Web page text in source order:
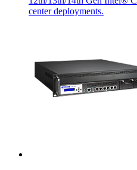
center deployments.